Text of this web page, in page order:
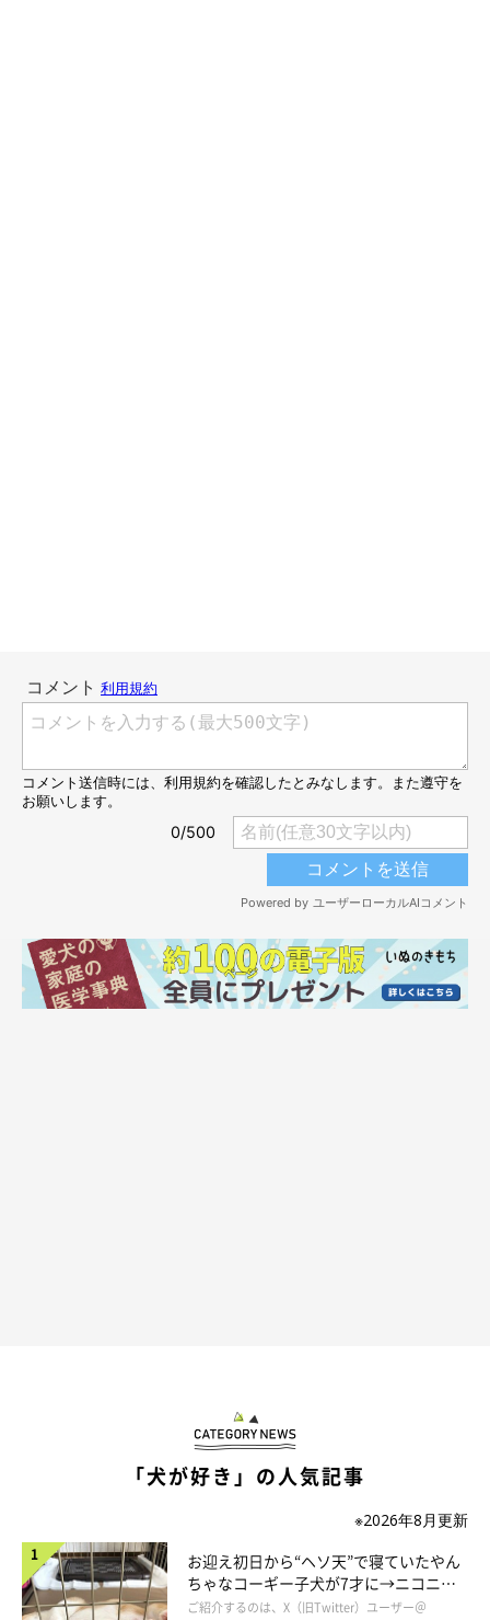
「犬が好き」の人気記事
※2026年8月更新
お迎え初日から“ヘソ天”で寝ていたやん
ちゃなコーギー子犬が7才に→ニコニ
コ“コーギースマイル”が魅力のコに成
ご紹介するのは、X（旧Twitter）ユーザー＠